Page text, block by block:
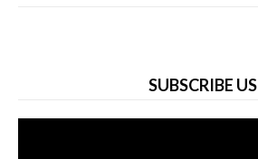
SUBSCRIBE US